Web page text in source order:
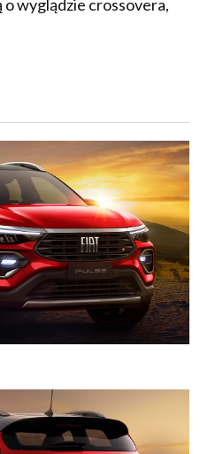
wyglądzie crossovera,